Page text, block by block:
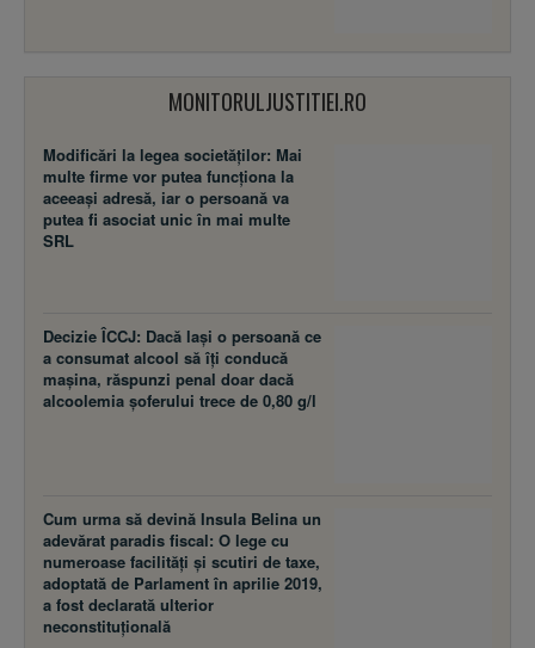
MONITORULJUSTITIEI.RO
Modificări la legea societăţilor: Mai
multe firme vor putea funcţiona la
aceeaşi adresă, iar o persoană va
putea fi asociat unic în mai multe
SRL
Decizie ÎCCJ: Dacă laşi o persoană ce
a consumat alcool să îţi conducă
maşina, răspunzi penal doar dacă
alcoolemia şoferului trece de 0,80 g/l
Cum urma să devină Insula Belina un
adevărat paradis fiscal: O lege cu
numeroase facilităţi şi scutiri de taxe,
adoptată de Parlament în aprilie 2019,
a fost declarată ulterior
neconstituţională